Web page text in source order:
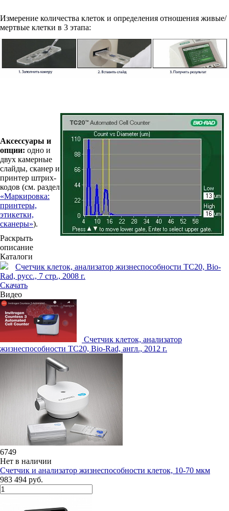
Измерение количества клеток и определения отношения живые/
мертвые клетки в 3 этапа:
Аксессуары и
опции: одно и
двух камерные
слайды, сканер и
принтер штрих-
кодов (см. раздел
«Маркировка:
принтеры,
этикетки,
сканеры»).
Раскрыть
описание
Каталоги
Счетчик клеток, анализатор жизнеспособности TC20, Bio-
Rad, русс., 7 стр., 2008 г.
Скачать
Видео
Счетчик клеток, анализатор
жизнеспособности TC20, Bio-Rad, англ., 2012 г.
6749
Нет в наличии
Счетчик и анализатор жизнеспособности клеток, 10-70 мкм
983 494 руб.